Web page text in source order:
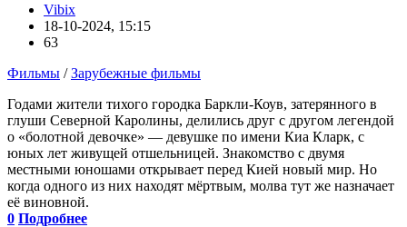
Vibix
18-10-2024, 15:15
63
Фильмы /Зарубежные фильмы
Годами жители тихого городка Баркли-Коув, затерянного в
глуши Северной Каролины, делились друг с другом легендой
о «болотной девочке» — девушке по имени Киа Кларк, с
юных лет живущей отшельницей. Знакомство с двумя
местными юношами открывает перед Кией новый мир. Но
когда одного из них находят мёртвым, молва тут же назначает
её виновной.
0 Подробнее